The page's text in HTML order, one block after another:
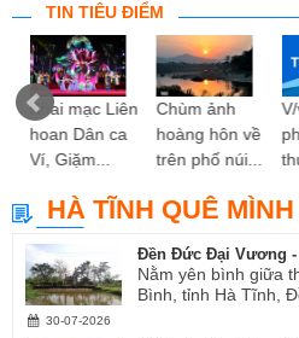
TIN TIÊU ĐIỂM
Khai mạc Liên
hoan Dân ca
Ví, Giặm...
Chùm ảnh
hoàng hôn về
trên phố núi...
HÀ TĨNH QUÊ MÌNH
Đền Đức Đại Vương
Nằm yên bình giữa
Bình, tỉnh Hà Tĩnh,
30-07-2026